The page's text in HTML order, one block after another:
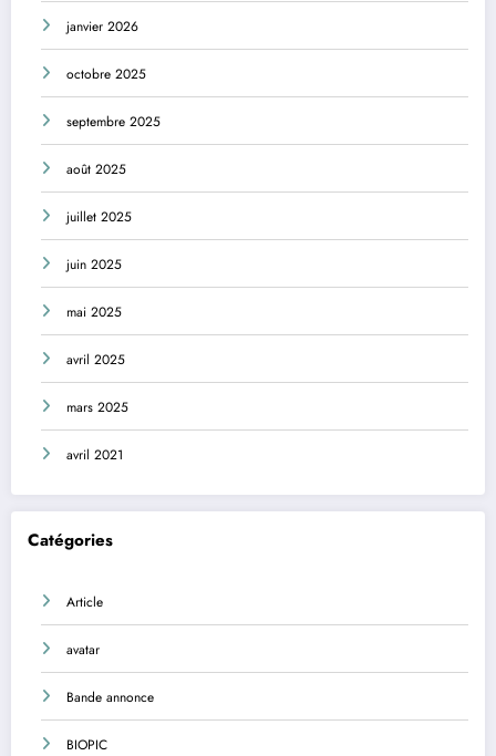
janvier 2026
octobre 2025
septembre 2025
août 2025
juillet 2025
juin 2025
mai 2025
avril 2025
mars 2025
avril 2021
Catégories
Article
avatar
Bande annonce
BIOPIC